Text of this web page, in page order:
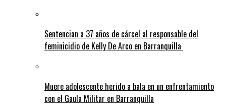
Sentencian a 37 años de cárcel al responsable del
feminicidio de Kelly De Arco en Barranquilla
Muere adolescente herido a bala en un enfrentamiento
con el Gaula Militar en Barranquilla